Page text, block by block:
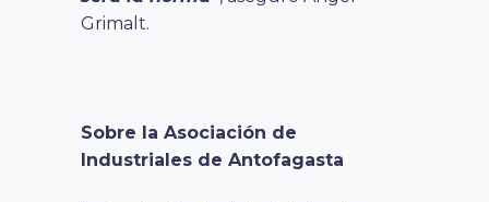
Grimalt.
Sobre la Asociación de
Industriales de Antofagasta